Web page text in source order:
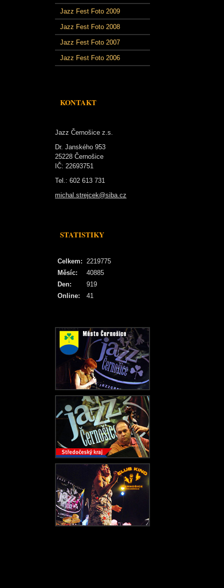
Jazz Fest Foto 2009
Jazz Fest Foto 2008
Jazz Fest Foto 2007
Jazz Fest Foto 2006
KONTAKT
Jazz Černošice z.s.
Dr. Janského 953
25228 Černošice
IČ: 22693751
Tel.: 602 613 731
michal.strejcek@siba.cz
STATISTIKY
Online: 41
Celkem: 2219775
Měsíc:
40885
Den:
919